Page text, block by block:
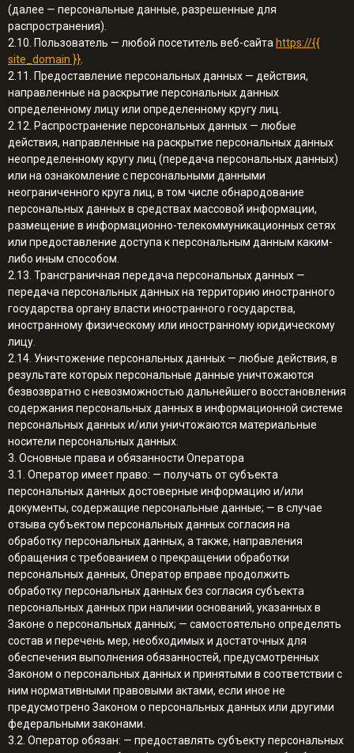
(далее — персональные данные, разрешенные для
распространения).
2.10. Пользователь — любой посетитель веб-сайта https://{{
site_domain }}
2.11. Предоставление персональных данных — действия,
направленные на раскрытие персональных данных
определенному лицу или определенному кругу лиц.
2.12. Распространение персональных данных — любые
действия, направленные на раскрытие персональных данных
неопределенному кругу лиц (передача персональных данных)
или на ознакомление с персональными данными
неограниченного круга лиц, в том числе обнародование
персональных данных в средствах массовой информации,
размещение в информационно-телекоммуникационных сетях
или предоставление доступа к персональным данным каким-
либо иным способом.
2.13. Трансграничная передача персональных данных —
передача персональных данных на территорию иностранного
государства органу власти иностранного государства,
иностранному физическому или иностранному юридическому
лицу.
2.14. Уничтожение персональных данных — любые действия, в
результате которых персональные данные уничтожаются
безвозвратно с невозможностью дальнейшего восстановления
содержания персональных данных в информационной системе
персональных данных и/или уничтожаются материальные
носители персональных данных.
3. Основные права и обязанности Оператора
3.1. Оператор имеет право: — получать от субъекта
персональных данных достоверные информацию и/или
документы, содержащие персональные данные; — в случае
отзыва субъектом персональных данных согласия на
обработку персональных данных, а также, направления
обращения с требованием о прекращении обработки
персональных данных, Оператор вправе продолжить
обработку персональных данных без согласия субъекта
персональных данных при наличии оснований, указанных в
Законе о персональных данных; — самостоятельно определять
состав и перечень мер, необходимых и достаточных для
обеспечения выполнения обязанностей, предусмотренных
Законом о персональных данных и принятыми в соответствии с
ним нормативными правовыми актами, если иное не
предусмотрено Законом о персональных данных или другими
федеральными законами.
3.2. Оператор обязан: — предоставлять субъекту персональных